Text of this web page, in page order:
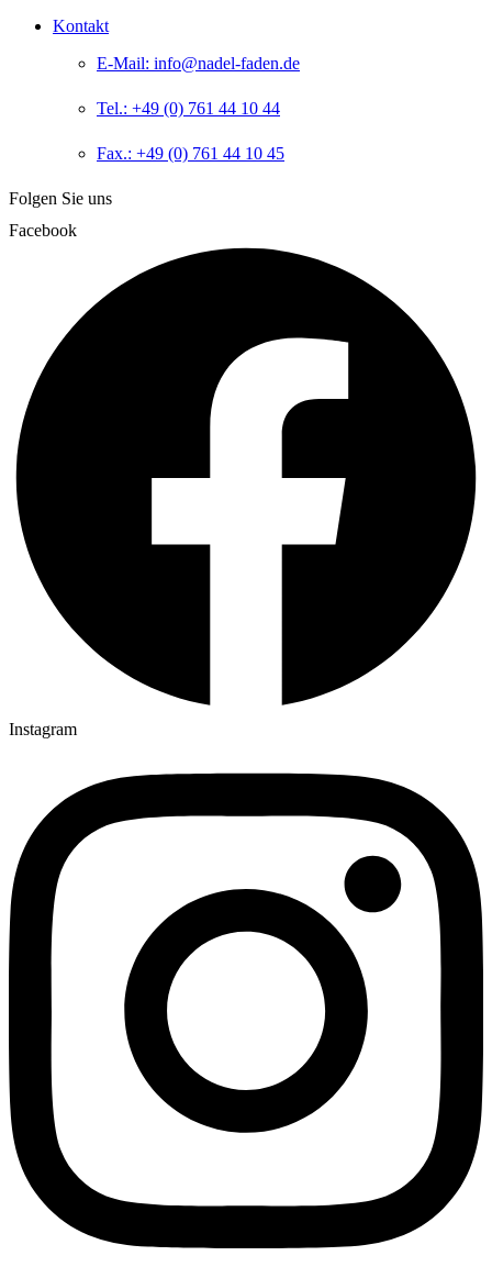
Kontakt
E-Mail: info@nadel-faden.de
Tel.: +49 (0) 761 44 10 44
Fax.: +49 (0) 761 44 10 45
Folgen Sie uns
Facebook
Instagram